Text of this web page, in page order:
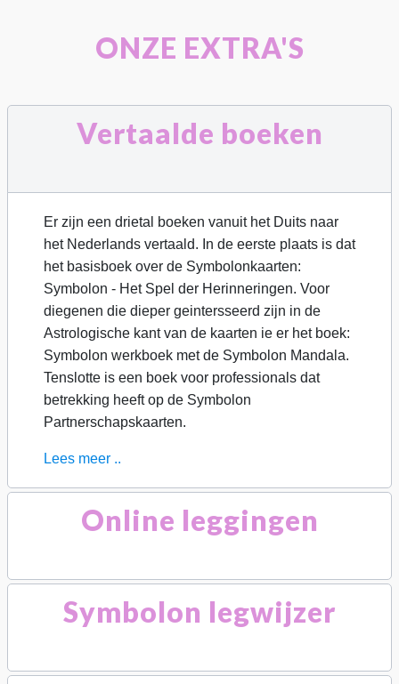
ONZE EXTRA'S
Vertaalde boeken
Er zijn een drietal boeken vanuit het Duits naar
het Nederlands vertaald. In de eerste plaats is dat
het basisboek over de Symbolonkaarten:
Symbolon - Het Spel der Herinneringen. Voor
diegenen die dieper geintersseerd zijn in de
Astrologische kant van de kaarten ie er het boek:
Symbolon werkboek met de Symbolon Mandala.
Tenslotte is een boek voor professionals dat
betrekking heeft op de Symbolon
Partnerschapskaarten.
Lees meer ..
Online leggingen
Symbolon legwijzer